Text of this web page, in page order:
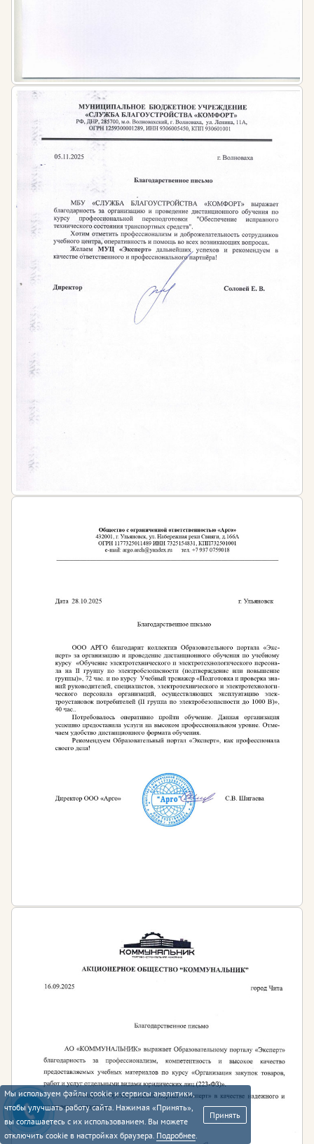
Мы используем файлы cookie и сервисы аналитики,
чтобы улучшать работу сайта. Нажимая «Принять»,
вы соглашаетесь с их использованием. Вы можете
отключить cookie в настройках браузера. Подробнее.
Принять